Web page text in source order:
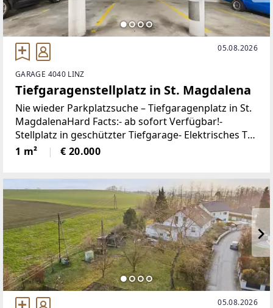
05.08.2026
GARAGE 4040 LINZ
Tiefgaragenstellplatz in St. Magdalena
Nie wieder Parkplatzsuche – Tiefgaragenplatz in St.
MagdalenaHard Facts:- ab sofort Verfügbar!-
Stellplatz in geschützter Tiefgarage- Elektrisches Tor
inkl. Fernbedienung- Einfahrtshöhe: 2,0m- Breite
zwischen den Säulen:
1 m² € 20.000
05.08.2026